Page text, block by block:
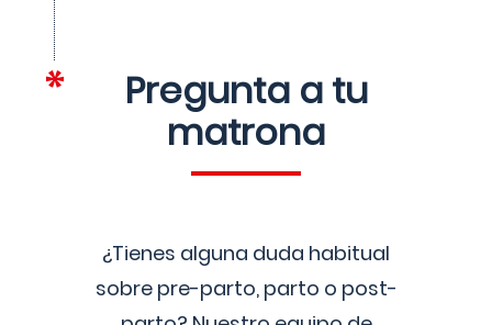
Pregunta a tu
matrona
¿Tienes alguna duda habitual
sobre pre-parto, parto o post-